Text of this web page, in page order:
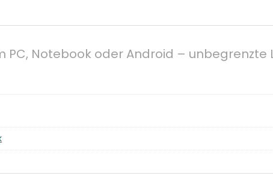
PC, Notebook oder Android – unbegrenzte